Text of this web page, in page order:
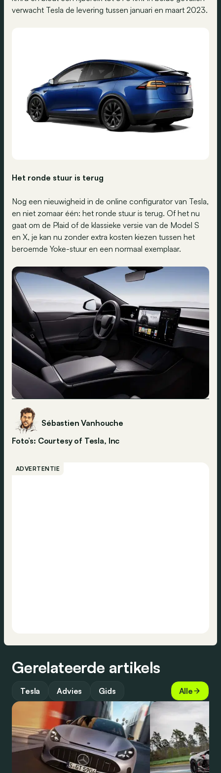
verwacht Tesla de levering tussen januari en maart 2023.
Het ronde stuur is terug
Nog een nieuwigheid in de online configurator van Tesla,
en niet zomaar één: het ronde stuur is terug. Of het nu
gaat om de Plaid of de klassieke versie van de Model S
en X, je kan nu zonder extra kosten kiezen tussen het
beroemde Yoke-stuur en een normaal exemplaar.
Sébastien Vanhouche
Foto’s: Courtesy of Tesla, Inc
ADVERTENTIE
Gerelateerde artikels
Tesla Advies Gids Alle